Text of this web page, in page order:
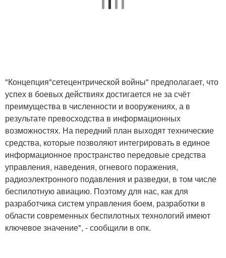
"Концепция"сетецентрической войны" предполагает, что
успех в боевых действиях достигается не за счёт
преимущества в численности и вооружениях, а в
результате превосходства в информационных
возможностях. На передний план выходят технические
средства, которые позволяют интегрировать в единое
информационное пространство передовые средства
управления, наведения, огневого поражения,
радиоэлектронного подавления и разведки, в том числе
беспилотную авиацию. Поэтому для нас, как для
разработчика систем управления боем, разработки в
области современных беспилотных технологий имеют
ключевое значение", - сообщили в опк.